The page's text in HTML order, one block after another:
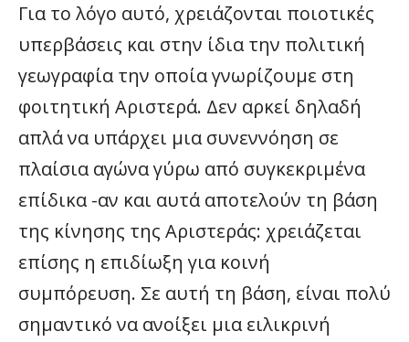
Για το λόγο αυτό, χρειάζονται ποιοτικές
υπερβάσεις και στην ίδια την πολιτική
γεωγραφία την οποία γνωρίζουμε στη
φοιτητική Αριστερά. Δεν αρκεί δηλαδή
απλά να υπάρχει μια συνεννόηση σε
πλαίσια αγώνα γύρω από συγκεκριμένα
επίδικα -αν και αυτά αποτελούν τη βάση
της κίνησης της Αριστεράς: χρειάζεται
επίσης η επιδίωξη για κοινή
συμπόρευση. Σε αυτή τη βάση, είναι πολύ
σημαντικό να ανοίξει μια ειλικρινή